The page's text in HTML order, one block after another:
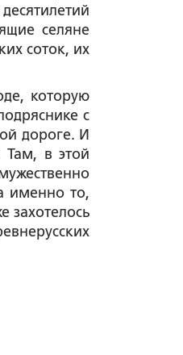
селяне
соток, их
которую
с
дороге. И
Там, в этой
именно то,
захотелось